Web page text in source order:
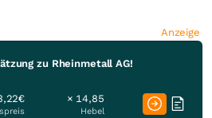
Anzeige
zu Rheinmetall AG!
× 14,85
Hebel